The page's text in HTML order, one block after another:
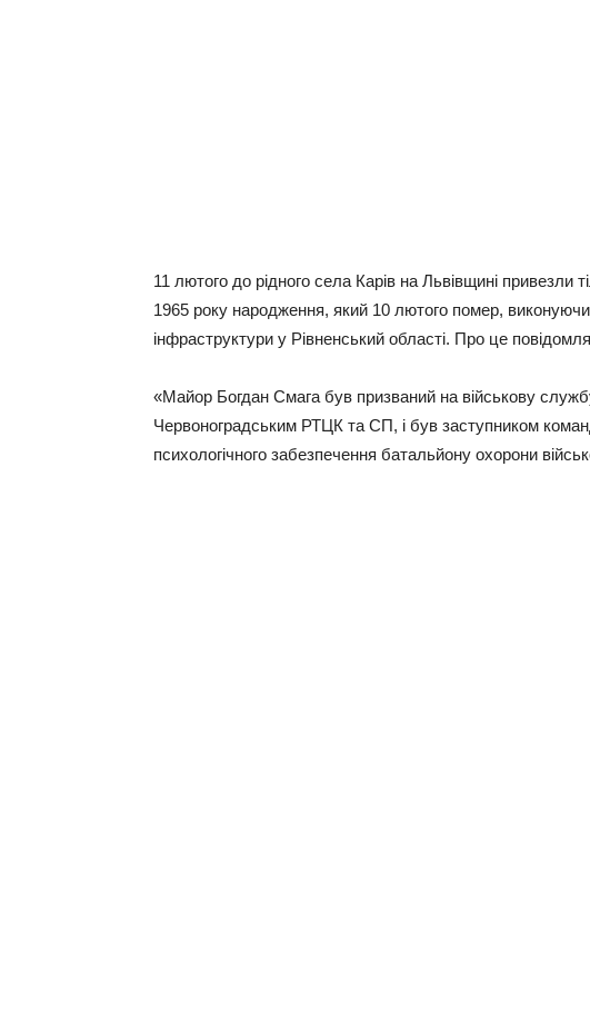
11 лютого до рідного села Карів на Львівщині привезли
1965 року народження, який 10 лютого помер,
інфраструктури у Рівненський області. Про це
«Майор Богдан Смага був призваний на військову
Червоноградським РТЦК та СП, і був заступником
психологічного забезпечення батальйону охорони